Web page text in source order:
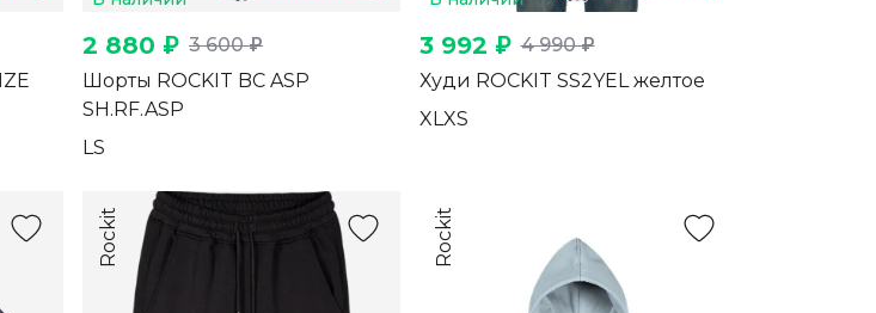
2 880 ₽ 3 600 ₽
Шорты ROCKIT BC ASP
SH.RF.ASP
LS
3 992 ₽ 4 990 ₽
Худи ROCKIT SS2YEL желтое
XLXS
Rockit Rockit